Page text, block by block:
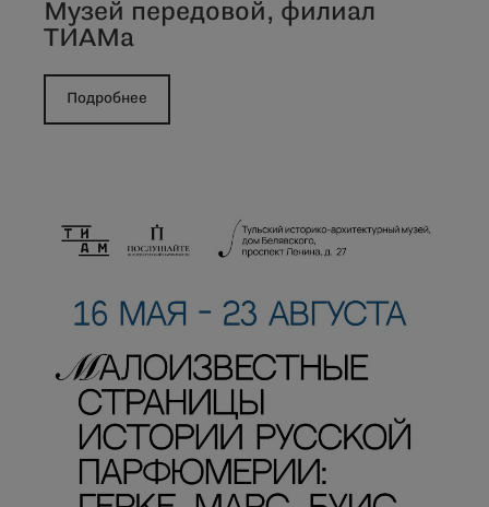
Музей передовой, филиал
ТИАМа
Подробнее